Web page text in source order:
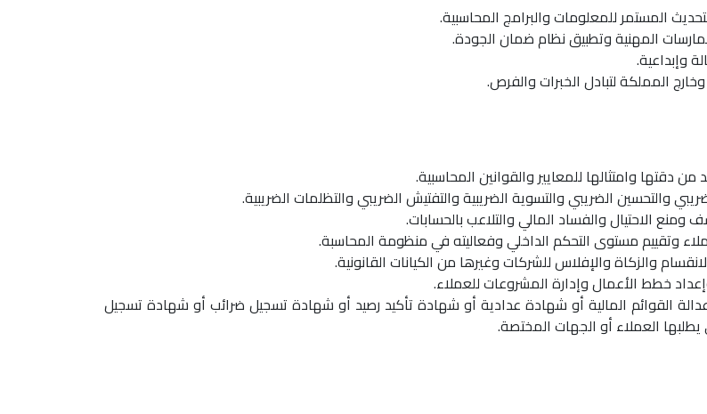
القوائم المالية أو شهادة عدادية أو شهادة تأكيد رصيد أو شهادة تسجيل ضرائب أو شهادة تسجيل
العملاء أو الجهات المختصة.